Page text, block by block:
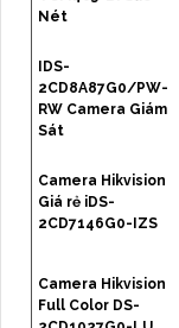
Nét
IDS-
2CD8A87G0/PW-
RW Camera Giám
Sát
Camera Hikvision
Giá rẻ iDS-
2CD7146G0-IZS
Camera Hikvision
Full Color DS-